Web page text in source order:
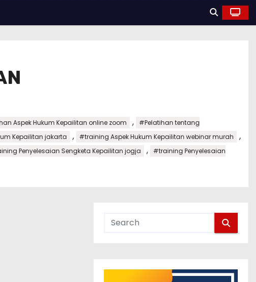
Aspek Hukum Kepailitan online zoom ,
#Pelatihan tentang
Kepailitan jakarta , #training Aspek Hukum Kepailitan webinar murah ,
Penyelesaian Sengketa Kepailitan jogja ,
#training Penyelesaian